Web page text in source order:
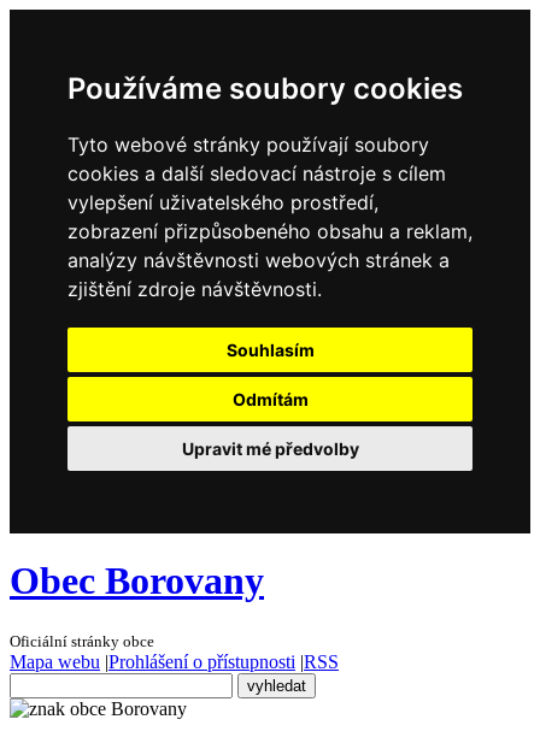
Používáme soubory cookies
Tyto webové stránky používají soubory
cookies a další sledovací nástroje s cílem
vylepšení uživatelského prostředí,
zobrazení přizpůsobeného obsahu a reklam,
analýzy návštěvnosti webových stránek a
zjištění zdroje návštěvnosti.
Souhlasím
Odmítám
Upravit mé předvolby
Obec Borovany
Oficiální stránky obce
Mapa webu |Prohlášení o přístupnosti |RSS